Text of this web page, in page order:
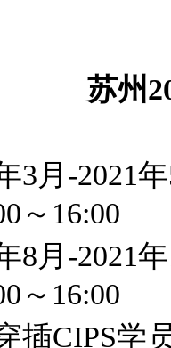
苏州
3月-2021
～16:00
8月-2021
～16:00
插CIPS学